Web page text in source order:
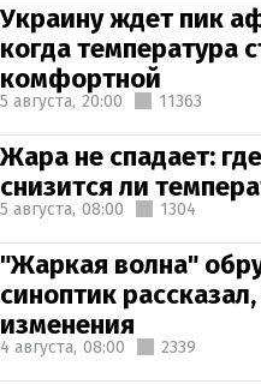
Украину ждет пик
когда температура
комфортной
5 августа, 20:00 11363
Жара не спадает:
снизится ли
5 августа, 08:00 1304
"Жаркая волна"
синоптик
изменения
4 августа, 08:00 2339